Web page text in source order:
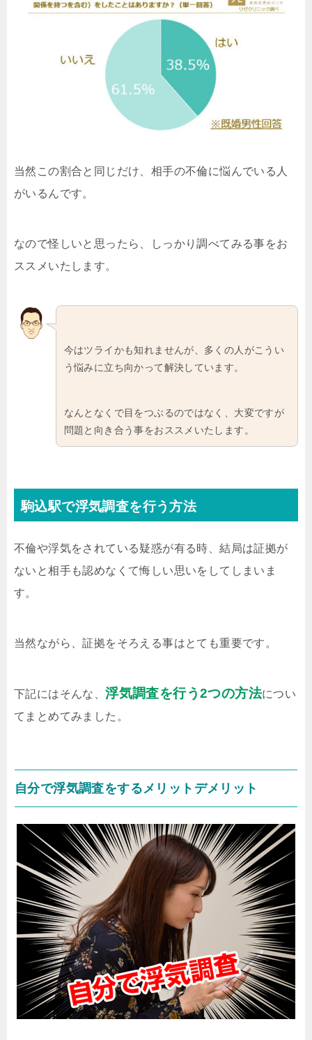
当然この割合と同じだけ、相手の不倫に悩んでいる人
がいるんです。
なので怪しいと思ったら、しっかり調べてみる事をお
ススメいたします。
今はツライかも知れませんが、多くの人がこうい
う悩みに立ち向かって解決しています。
なんとなくで目をつぶるのではなく、大変ですが
問題と向き合う事をおススメいたします。
駒込駅で浮気調査を行う方法
不倫や浮気をされている疑惑が有る時、結局は証拠が
ないと相手も認めなくて悔しい思いをしてしまいま
す。
当然ながら、証拠をそろえる事はとても重要です。
下記にはそんな、浮気調査を行う2つの方法につい
てまとめてみました。
自分で浮気調査をするメリットデメリット